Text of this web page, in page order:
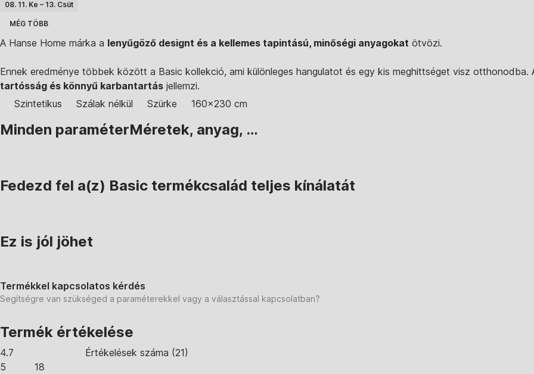
08. 11. Ke – 13. Csüt
MÉG TÖBB
A Hanse Home márka a lenyűgöző designt és a kellemes tapintású, minőségi anyagokat ötvözi.
Ennek eredménye többek között a Basic kollekció, ami különleges hangulatot és egy kis meghittséget visz
tartósság és könnyű karbantartás jellemzi.
Szintetikus
Szálak nélkül Szürke 160x230 cm
Minden paraméterMéretek, anyag, …
Fedezd fel a(z) Basic termékcsalád teljes kínálatát
Ez is jól jöhet
Termékkel kapcsolatos kérdés
Segítségre van szükséged a paraméterekkel vagy a választással kapcsolatban?
Termék értékelése
4.7 Értékelések száma (21)
5
18